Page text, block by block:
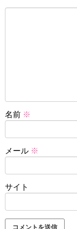
名前 ※
メール ※
サイト